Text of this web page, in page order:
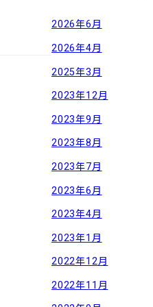
2026年6月
2026年4月
2025年3月
2023年12月
2023年9月
2023年8月
2023年7月
2023年6月
2023年4月
2023年1月
2022年12月
2022年11月